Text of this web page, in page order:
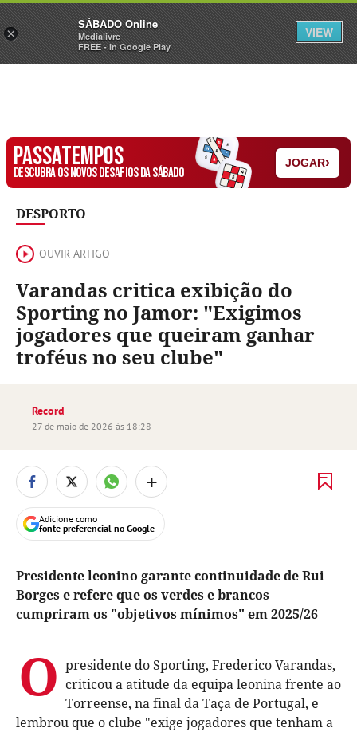
Sábado Assine Iniciar Sessão
PASSATEMPOS
DESCUBRA OS NOVOS DESAFIOS DA SÁBADO
JOGAR›
DESPORTO
OUVIR ARTIGO
Varandas critica exibição do
Sporting no Jamor: "Exigimos
jogadores que queiram ganhar
troféus no seu clube"
Record
27 de maio de 2026 às 18:28
+
Adicione como
fonte preferencial no Google
Presidente leonino garante continuidade de Rui
Borges e refere que os verdes e brancos
cumpriram os "objetivos mínimos" em 2025/26
O presidente do Sporting, Frederico Varandas,
criticou a atitude da equipa leonina frente ao
Torreense, na final da Taça de Portugal, e
lembrou que o clube "exige jogadores que tenham a
×
SÁBADO Online
Medialivre
FREE - In Google Play
VIEW